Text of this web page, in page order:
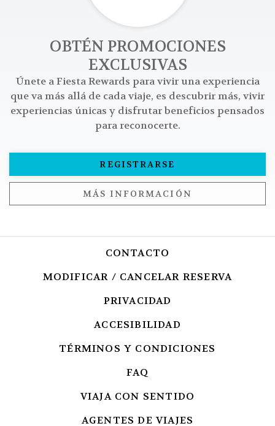
OBTÉN PROMOCIONES
EXCLUSIVAS
Únete a Fiesta Rewards para vivir una experiencia
que va más allá de cada viaje, es descubrir más, vivir
experiencias únicas y disfrutar beneficios pensados
para reconocerte.
REGISTRARSE
MÁS INFORMACIÓN
CONTACTO
MODIFICAR / CANCELAR RESERVA
PRIVACIDAD
ACCESIBILIDAD
TÉRMINOS Y CONDICIONES
FAQ
VIAJA CON SENTIDO
AGENTES DE VIAJES